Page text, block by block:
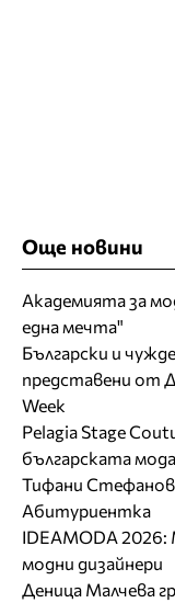
Още новини
Академията за
една мечта"
Български и
представени от
Week
Pelagia Stage
българската мода
Тифани
Абитуриентка
IDEAMODA 2026:
модни дизайнери
Деница Малчева